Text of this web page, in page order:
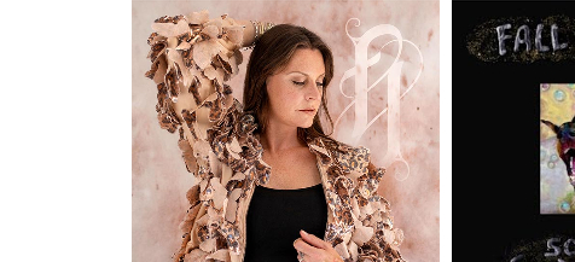
原菜乃華ちゃん(22)「AIが友達。課金して褒めても
【画像】ビリー・アイリッシュ(24)、ライブで超
【速報】ゼレンスキー大統領「日本の支援は期待
【画像】高速のSA、女子の謎ルールにブチギレ炎
【悲報】女さん、熊本地震がきっかけで離婚を決意